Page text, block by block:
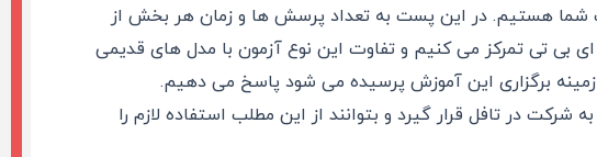
هستیم. در این پست به تعداد پرسش ها و زمان هر بخش از
بی تی تمرکز می کنیم و تفاوت این نوع آزمون با مدل های قدیمی
برگزاری این آموزش پرسیده می شود پاسخ می دهیم.
شرکت در تافل قرار گیرد و بتوانند از این مطلب استفاده لازم را